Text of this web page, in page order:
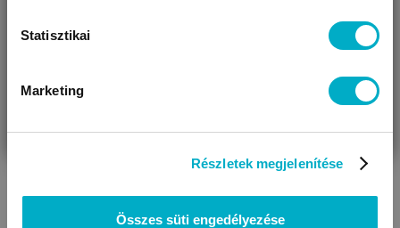
Statisztikai
Marketing
Részletek megjelenítése
Összes süti engedélyezése
Még 6 színben
VÁRANDÓS
AJÁNDÉKOT